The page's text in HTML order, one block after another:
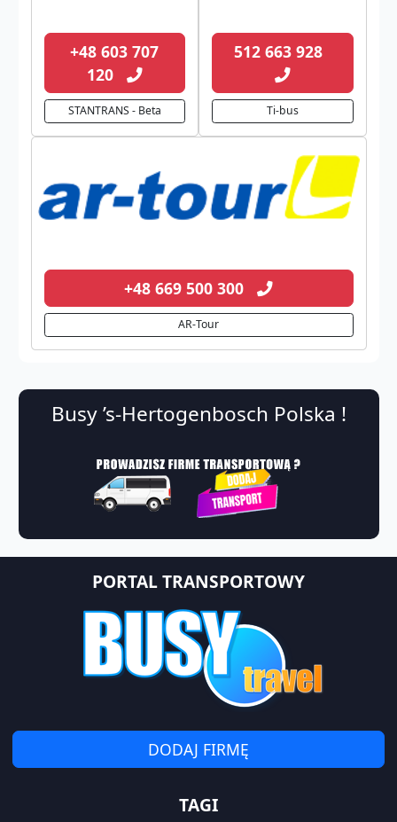
+48 603 707
120
STANTRANS - Beta
512 663 928
Ti-bus
+48 669 500 300
AR-Tour
Busy ’s-Hertogenbosch Polska !
PORTAL TRANSPORTOWY
DODAJ FIRMĘ
TAGI